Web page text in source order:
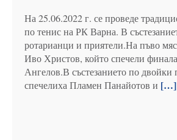
На 25.06.2022 г. се проведе
по тенис на РК Варна. В
ротарианци и приятели.На пъво
Иво Христов, който спечели
Ангелов.В състезанието по двойки
спечелиха Пламен Панайотов и […]